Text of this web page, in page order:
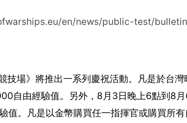
en/news/public-test/
技場》將推出一系列慶祝活動。凡是於台
自由經驗值。另外，8月3日晚上6點到8
值。凡是以金幣購買任一指揮官或購買所有